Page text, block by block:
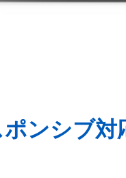
ポンシブ対